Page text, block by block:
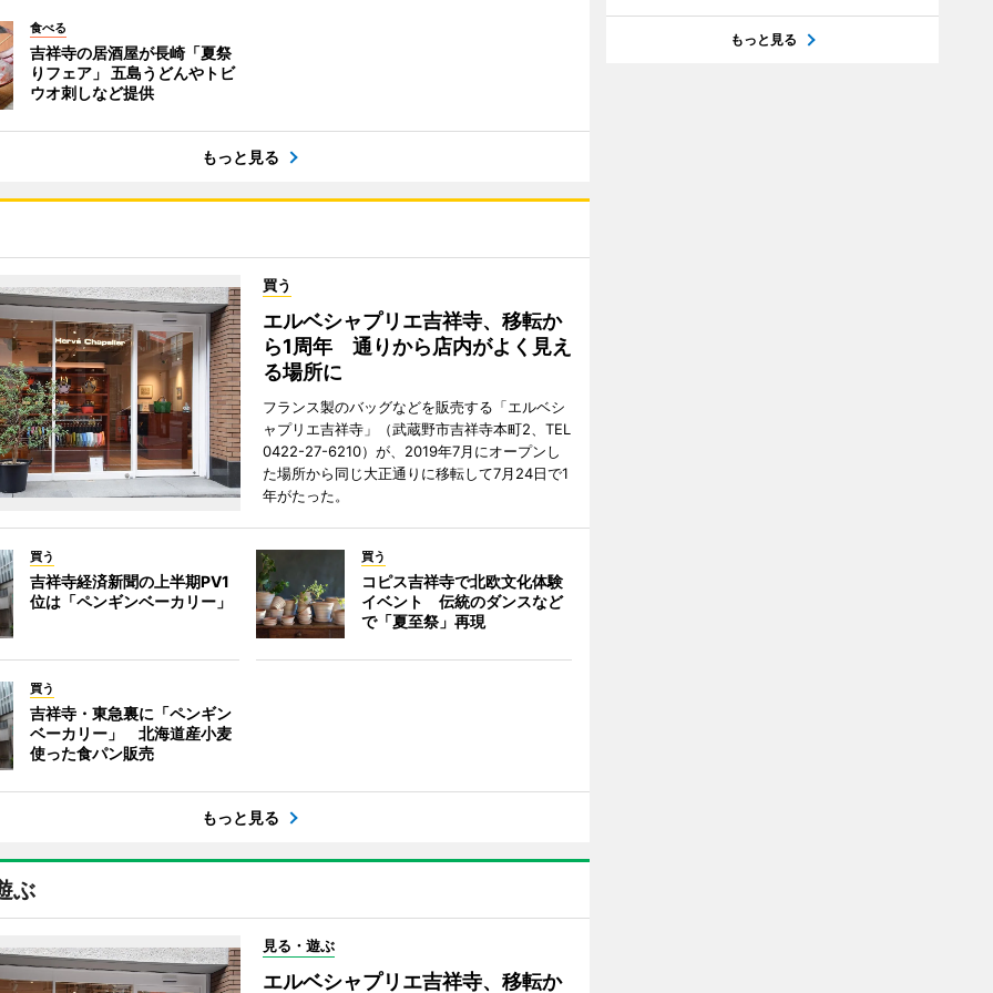
食べる
吉祥寺の居酒屋が長崎「夏祭
りフェア」 五島うどんやトビ
ウオ刺しなど提供
もっと見る
買う
エルベシャプリエ吉祥寺、移転か
ら1周年 通りから店内がよく見え
る場所に
フランス製のバッグなどを販売する「エルベシ
ャプリエ吉祥寺」（武蔵野市吉祥寺本町2、TEL
0422-27-6210）が、2019年7月にオープンし
た場所から同じ大正通りに移転して7月24日で1
年がたった。
買う
吉祥寺経済新聞の上半期PV1
位は「ペンギンベーカリー」
買う
コピス吉祥寺で北欧文化体験
イベント 伝統のダンスなど
で「夏至祭」再現
買う
吉祥寺・東急裏に「ペンギン
ベーカリー」 北海道産小麦
使った食パン販売
もっと見る
ぶ
見る・遊ぶ
エルベシャプリエ吉祥寺、移転か
もっと見る